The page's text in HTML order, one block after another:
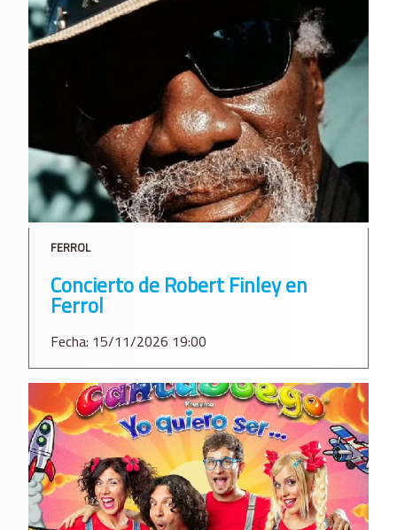
FERROL
Concierto de Robert Finley en
Ferrol
Fecha: 15/11/2026 19:00